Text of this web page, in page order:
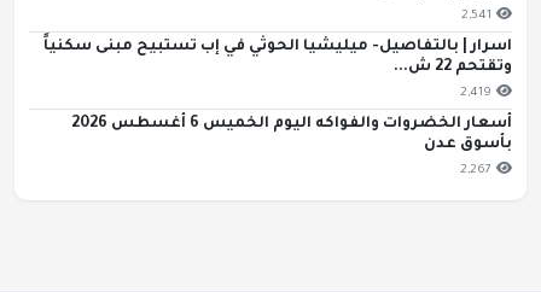
2,541
اسرار | بالتفاصيل- ميليشيا الحوثي في إب تستبيح مبنى سكنياً
وتقتحم 22 ش...
2,419
أسعار الخضروات والفواكه اليوم الخميس 6 أغسطس 2026
بأسوق عدن
2,267